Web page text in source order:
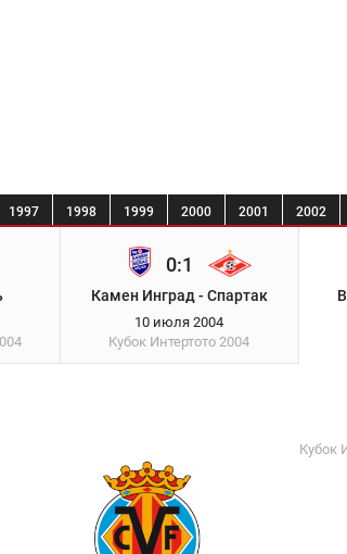
1997 1998 1999 2000 2001 2002
0:1
Камен Инград - Спартак
10 июля 2004
Кубок Интертото 2004
Кубок